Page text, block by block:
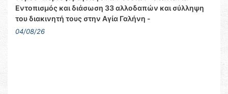
Εντοπισμός και διάσωση 33 αλλοδαπών και σύλληψη
του διακινητή τους στην Αγία Γαλήνη -
04/08/26